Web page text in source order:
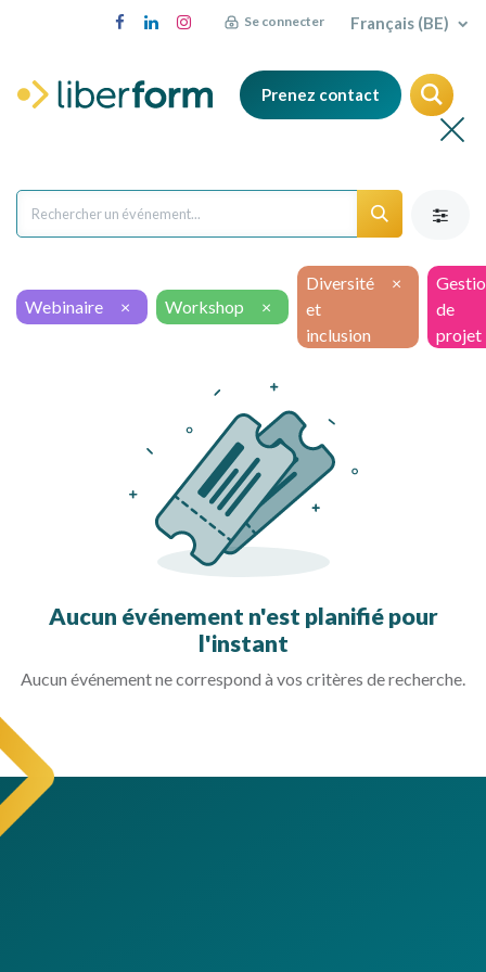
Se connecter Français (BE)
Prenez contact
Webinaire × Workshop ×
Diversité
et
inclusion
×
de
projet
Aucun événement n'est planifié pour
l'instant
Aucun événement ne correspond à vos critères de recherche.